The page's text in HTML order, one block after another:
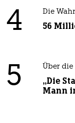
4 Die
56
5 Über die
„Die
Mann